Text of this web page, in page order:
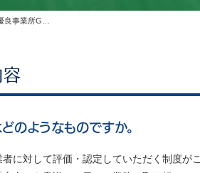
容
のようなものですか。
に対して評価・認定していただく制度が